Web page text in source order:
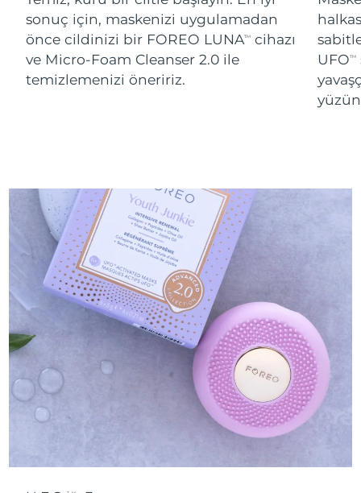
sonuç için, maskenizi uygulamadan
önce cildinizi bir FOREO LUNATM
cihazı
ve Micro-Foam Cleanser 2.0 ile
temizlemenizi öneririz.
UFOTM